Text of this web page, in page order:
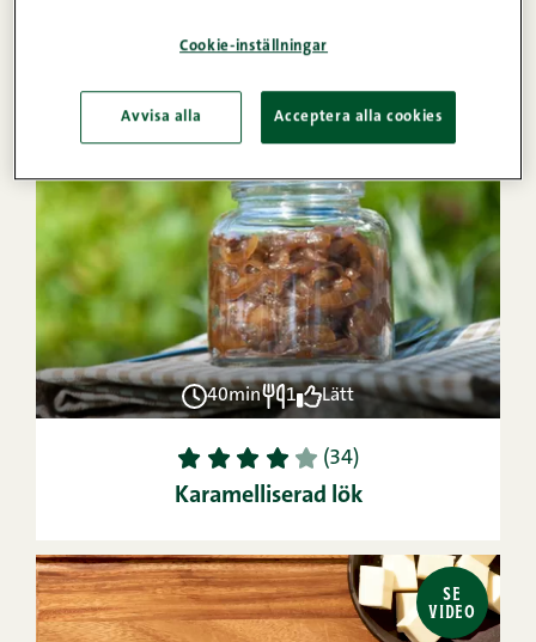
Chorizo
40min 1 Lätt
1 2 3 4 5 (34)
Karamelliserad lök
SE
VIDEO
Cookie-inställningar
Avvisa alla Acceptera alla cookies